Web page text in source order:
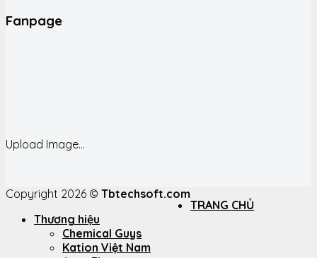
Fanpage
Upload Image...
Copyright 2026 © Tbtechsoft.com
TRANG CHỦ
Thương hiệu
Chemical Guys
Kation Việt Nam